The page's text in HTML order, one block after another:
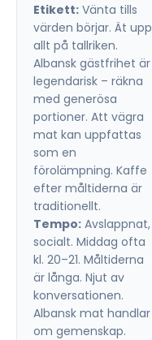
Etikett: Vänta tills
värden börjar. Ät upp
allt på tallriken.
Albansk gästfrihet är
legendarisk – räkna
med generösa
portioner. Att vägra
mat kan uppfattas
som en
förolämpning. Kaffe
efter måltiderna är
traditionellt.
Tempo: Avslappnat,
socialt. Middag ofta
kl. 20–21. Måltiderna
är långa. Njut av
konversationen.
Albansk mat handlar
om gemenskap.